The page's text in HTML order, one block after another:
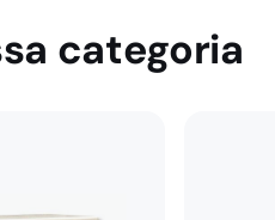
categoria